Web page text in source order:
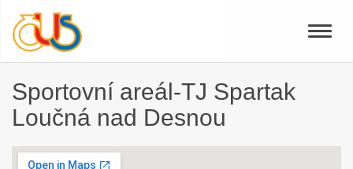
Toggle
Sportovní areál-TJ Spartak
Loučná nad Desnou